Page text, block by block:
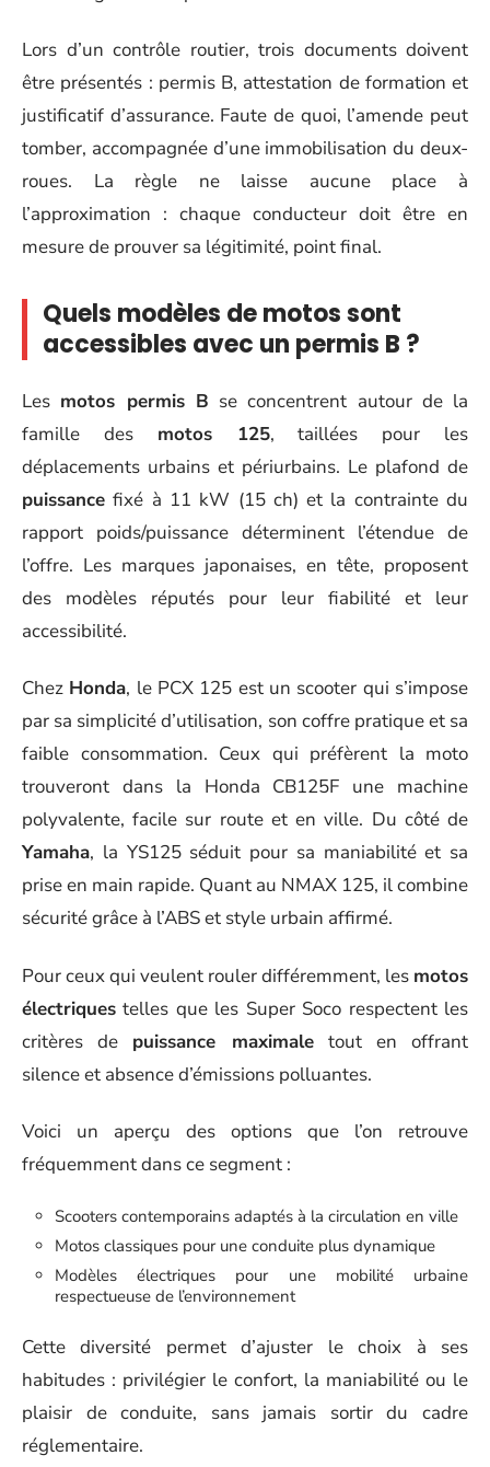
Lors d’un contrôle routier, trois documents doivent
être présentés : permis B, attestation de formation et
justificatif d’assurance. Faute de quoi, l’amende peut
tomber, accompagnée d’une immobilisation du deux-
roues. La règle ne laisse aucune place à
l’approximation : chaque conducteur doit être en
mesure de prouver sa légitimité, point final.
Quels modèles de motos sont
accessibles avec un permis B ?
Les motos permis B se concentrent autour de la
famille des motos 125, taillées pour les
déplacements urbains et périurbains. Le plafond de
puissance fixé à 11 kW (15 ch) et la contrainte du
rapport poids/puissance déterminent l’étendue de
l’offre. Les marques japonaises, en tête, proposent
des modèles réputés pour leur fiabilité et leur
accessibilité.
Chez Honda, le PCX 125 est un scooter qui s’impose
par sa simplicité d’utilisation, son coffre pratique et sa
faible consommation. Ceux qui préfèrent la moto
trouveront dans la Honda CB125F une machine
polyvalente, facile sur route et en ville. Du côté de
Yamaha, la YS125 séduit pour sa maniabilité et sa
prise en main rapide. Quant au NMAX 125, il combine
sécurité grâce à l’ABS et style urbain affirmé.
Pour ceux qui veulent rouler différemment, les motos
électriques telles que les Super Soco respectent les
critères de puissance maximaletout en offrant
silence et absence d’émissions polluantes.
Voici un aperçu des options que l’on retrouve
fréquemment dans ce segment :
Scooters contemporains adaptés à la circulation en ville
Motos classiques pour une conduite plus dynamique
Modèles électriques pour une mobilité urbaine
respectueuse de l’environnement
Cette diversité permet d’ajuster le choix à ses
habitudes : privilégier le confort, la maniabilité ou le
plaisir de conduite, sans jamais sortir du cadre
réglementaire.